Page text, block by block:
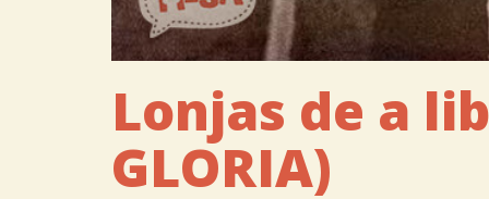
Lonjas de a
GLORIA)